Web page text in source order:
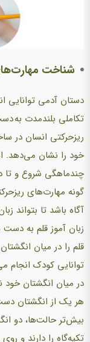
شناخت
دستان آدمی توانایی
تکاملی بلندمدت به
ریزحرکتی انسان در
خود را نشان می‌دهد.
چندماهگی شروع و تا
گونه مهارت‌های
آگاه باشد تا بتواند
زبان آموز قلم به دست
قلم را در میان
توانایی کودک
در میان انگشتان خود
هر یک از انگشتان
بیش‌تر حالت‌ها، دو
تکیه‌گاه را دارند و